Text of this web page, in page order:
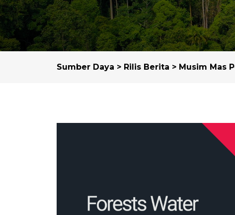
Sumber Daya > Rilis Berita > Musim Mas